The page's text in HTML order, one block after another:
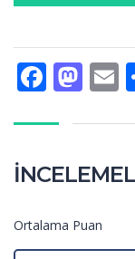
Ortalama Puan